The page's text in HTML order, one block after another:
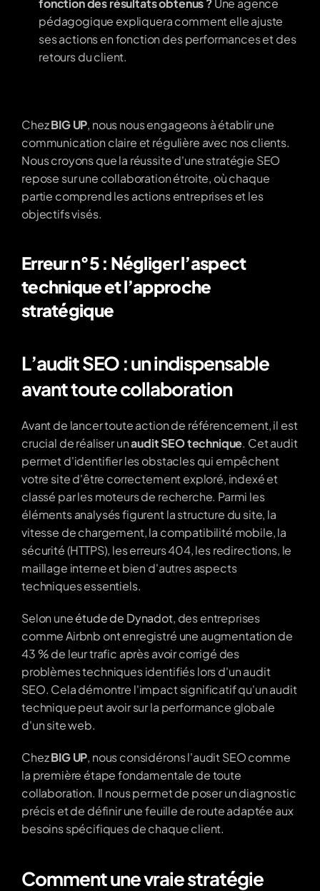
fonction des résultats obtenus ? Une agence
pédagogique expliquera comment elle ajuste
ses actions en fonction des performances et des
retours du client.
Chez BIG UP, nous nous engageons à établir une
communication claire et régulière avec nos clients.
Nous croyons que la réussite d'une stratégie SEO
repose sur une collaboration étroite, où chaque
partie comprend les actions entreprises et les
objectifs visés.
Erreur n°5 : Négliger l’aspect
technique et l’approche
stratégique
L’audit SEO : un indispensable
avant toute collaboration
Avant de lancer toute action de référencement, il est
crucial de réaliser un audit SEO technique. Cet audit
permet d'identifier les obstacles qui empêchent
votre site d'être correctement exploré, indexé et
classé par les moteurs de recherche. Parmi les
éléments analysés figurent la structure du site, la
vitesse de chargement, la compatibilité mobile, la
sécurité (HTTPS), les erreurs 404, les redirections, le
maillage interne et bien d'autres aspects
techniques essentiels.
Selon une étude de Dynadot, des entreprises
comme Airbnb ont enregistré une augmentation de
43 % de leur trafic après avoir corrigé des
problèmes techniques identifiés lors d'un audit
SEO. Cela démontre l'impact significatif qu'un audit
technique peut avoir sur la performance globale
d'un site web.
Chez BIG UP, nous considérons l'audit SEO comme
la première étape fondamentale de toute
collaboration. Il nous permet de poser un diagnostic
précis et de définir une feuille de route adaptée aux
besoins spécifiques de chaque client.
Comment une vraie stratégie